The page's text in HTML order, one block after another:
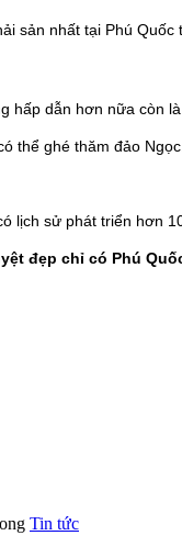
sản nhất tại Phú
dẫn hơn nữa còn
thể ghé thăm đảo
sử phát triển hơn
đẹp chỉ có Phú
Tin tức